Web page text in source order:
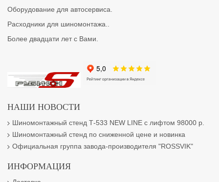
Оборудование для автосервиса.
Расходники для шиномонтажа..
Более двадцати лет с Вами.
НАШИ НОВОСТИ
Шиномонтажный стенд Т-533 NEW LINE с лифтом 98000 р.
Шиномонтажный стенд по сниженной цене и новинка
Официальная группа завода-производителя "ROSSVIK"
ИНФОРМАЦИЯ